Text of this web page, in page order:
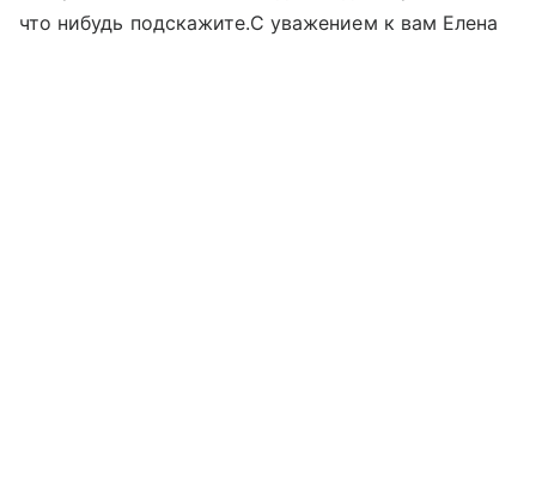
что нибудь подскажите.С уважением к вам Елена